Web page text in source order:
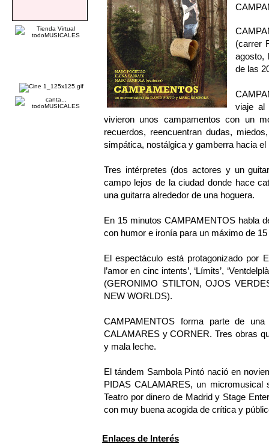
(carrer
agosto,
de las
viaje al
vivieron unos campamentos con un
recuerdos, reencuentran dudas,
simpática, nostálgica y gamberra hacia el
Tres intérpretes (dos actores y un
campo lejos de la ciudad donde hace
una guitarra alrededor de una hoguera.
En 15 minutos CAMPAMENTOS habla
con humor e ironía para un máximo de
El espectáculo está protagonizado por
l’amor en cinc intents’, ‘Límits’,
(GERONIMO STILTON, OJOS
NEW WORLDS).
CAMPAMENTOS forma parte de
CALAMARES y CORNER. Tres obras
y mala leche.
El tándem Sambola Pintó nació en
PIDAS CALAMARES, un
Teatro por dinero de Madrid y Stage
con muy buena acogida de crítica y
Enlaces de Interés